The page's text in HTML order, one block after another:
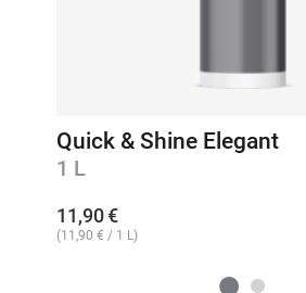
Quick & Shine Elegant
1 L
11,90€
(11,90 € / 1 L)